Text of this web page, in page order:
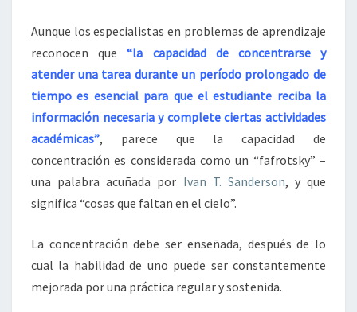
Aunque los especialistas en problemas de aprendizaje
reconocen que“la capacidad de concentrarse y
atender una tarea durante un período prolongado de
tiempo es esencial para que el estudiante reciba la
información necesaria y complete ciertas actividades
académicas”, parece que la capacidad de
concentración es considerada como un “fafrotsky” –
una palabra acuñada por Ivan T. Sanderson, y que
significa “cosas que faltan en el cielo”.
La concentración debe ser enseñada, después de lo
cual la habilidad de uno puede ser constantemente
mejorada por una práctica regular y sostenida.